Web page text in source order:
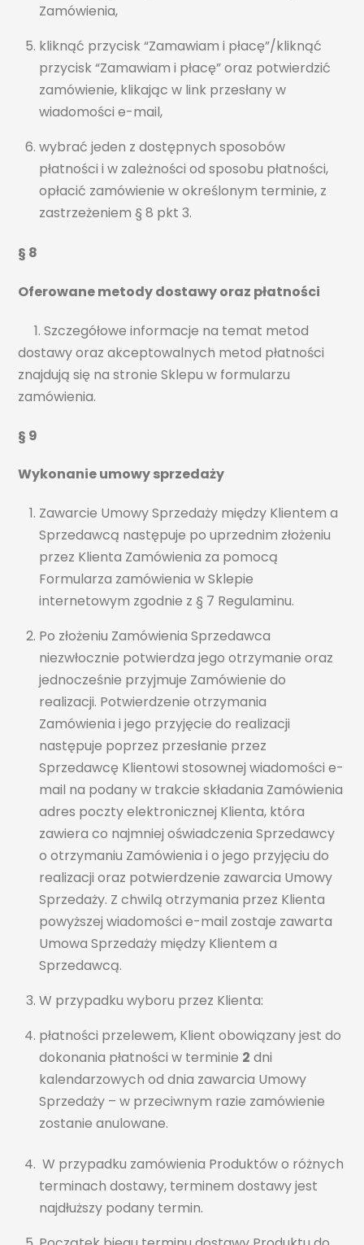
Zamówienia,
kliknąć przycisk “Zamawiam i płacę”/kliknąć
przycisk “Zamawiam i płacę” oraz potwierdzić
zamówienie, klikając w link przesłany w
wiadomości e-mail,
wybrać jeden z dostępnych sposobów
płatności i w zależności od sposobu płatności,
opłacić zamówienie w określonym terminie, z
zastrzeżeniem § 8 pkt 3.
§ 8
Oferowane metody dostawy oraz płatności
1. Szczegółowe informacje na temat metod
dostawy oraz akceptowalnych metod płatności
znajdują się na stronie Sklepu w formularzu
zamówienia.
§ 9
Wykonanie umowy sprzedaży
Zawarcie Umowy Sprzedaży między Klientem a
Sprzedawcą następuje po uprzednim złożeniu
przez Klienta Zamówienia za pomocą
Formularza zamówienia w Sklepie
internetowym zgodnie z § 7 Regulaminu.
Po złożeniu Zamówienia Sprzedawca
niezwłocznie potwierdza jego otrzymanie oraz
jednocześnie przyjmuje Zamówienie do
realizacji. Potwierdzenie otrzymania
Zamówienia i jego przyjęcie do realizacji
następuje poprzez przesłanie przez
Sprzedawcę Klientowi stosownej wiadomości e-
mail na podany w trakcie składania Zamówienia
adres poczty elektronicznej Klienta, która
zawiera co najmniej oświadczenia Sprzedawcy
o otrzymaniu Zamówienia i o jego przyjęciu do
realizacji oraz potwierdzenie zawarcia Umowy
Sprzedaży. Z chwilą otrzymania przez Klienta
powyższej wiadomości e-mail zostaje zawarta
Umowa Sprzedaży między Klientem a
Sprzedawcą.
W przypadku wyboru przez Klienta:
płatności przelewem, Klient obowiązany jest do
dokonania płatności w terminie 2 dni
kalendarzowych od dnia zawarcia Umowy
Sprzedaży – w przeciwnym razie zamówienie
zostanie anulowane.
W przypadku zamówienia Produktów o różnych
terminach dostawy, terminem dostawy jest
najdłuższy podany termin.